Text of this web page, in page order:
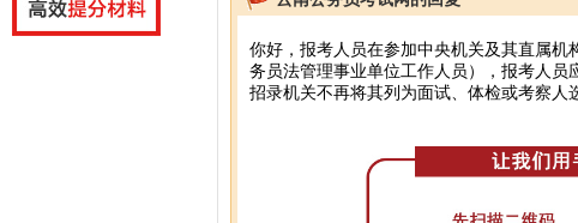
你好，报考人员在参加中央机关及其直属
务员法管理事业单位工作人员），报考人员
招录机关不再将其列为面试、体检或考察人